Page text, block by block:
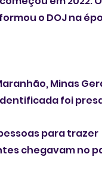
o DOJ na
Minas
foi
para trazer
chegavam no